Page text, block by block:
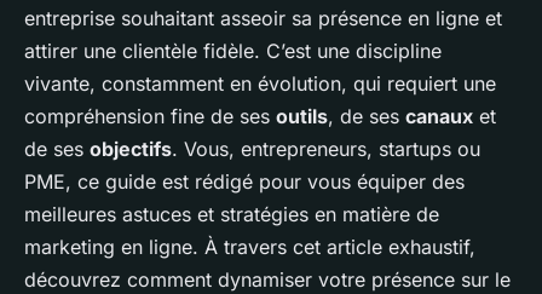
admin•30 novembre 2023•5 min de lecture
entreprise souhaitant asseoir sa présence en ligne et
attirer une clientèle fidèle. C’est une discipline
vivante, constamment en évolution, qui requiert une
compréhension fine de ses outils, de ses canaux et
de ses objectifs. Vous, entrepreneurs, startups ou
PME, ce guide est rédigé pour vous équiper des
meilleures astuces et stratégies en matière de
marketing en ligne. À travers cet article exhaustif,
découvrez comment dynamiser votre présence sur le